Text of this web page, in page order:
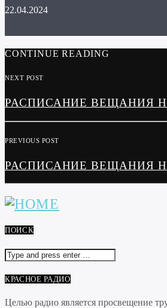
22.04.2024
CONTINUE READING
NEXT POST
РАСПИСАНИЕ ВЕЩАНИЯ НА
PREVIOUS POST
РАСПИСАНИЕ ВЕЩАНИЯ НА
ПОИСК
КРАСНОЕ РАДИО
Целью радио является просвещение